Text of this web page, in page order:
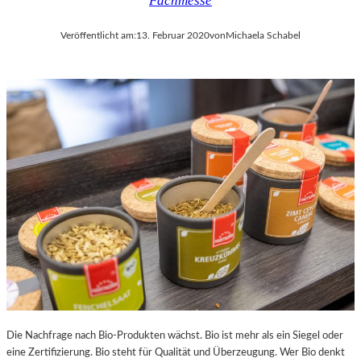
Veröffentlicht am:13. Februar 2020von Michaela Schabel
Die Nachfrage nach Bio-Produkten wächst. Bio ist mehr als ein Siegel oder
eine Zertifizierung. Bio steht für Qualität und Überzeugung. Wer Bio denkt